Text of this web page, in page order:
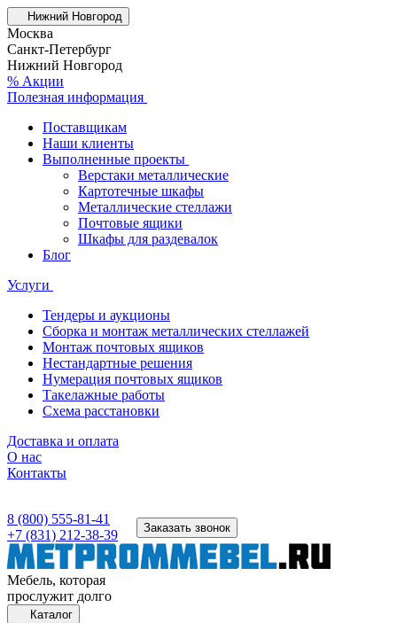
Нижний Новгород
Москва
Санкт-Петербург
Нижний Новгород
% Акции
Полезная информация
Поставщикам
Наши клиенты
Выполненные проекты
Верстаки металлические
Картотечные шкафы
Металлические стеллажи
Почтовые ящики
Шкафы для раздевалок
Блог
Услуги
Тендеры и аукционы
Сборка и монтаж металлических стеллажей
Монтаж почтовых ящиков
Нестандартные решения
Нумерация почтовых ящиков
Такелажные работы
Схема расстановки
Доставка и оплата
О нас
Контакты
8 (800) 555-81-41
+7 (831) 212-38-39
Заказать звонок
Мебель, которая
прослужит долго
Каталог